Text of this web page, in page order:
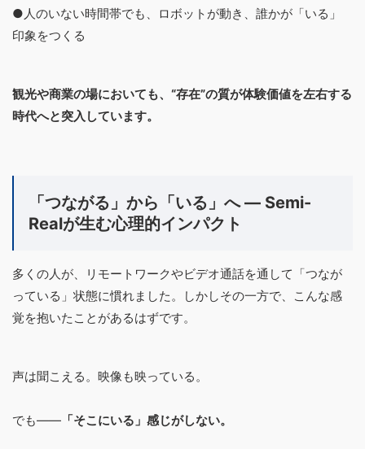
●人のいない時間帯でも、ロボットが動き、誰かが「いる」
印象をつくる
観光や商業の場においても、“存在”の質が体験価値を左右する
時代へと突入しています。
「つながる」から「いる」へ ― Semi-
Realが生む心理的インパクト
多くの人が、リモートワークやビデオ通話を通して「つなが
っている」状態に慣れました。しかしその一方で、こんな感
覚を抱いたことがあるはずです。
声は聞こえる。映像も映っている。
でも―― 「そこにいる」感じがしない。